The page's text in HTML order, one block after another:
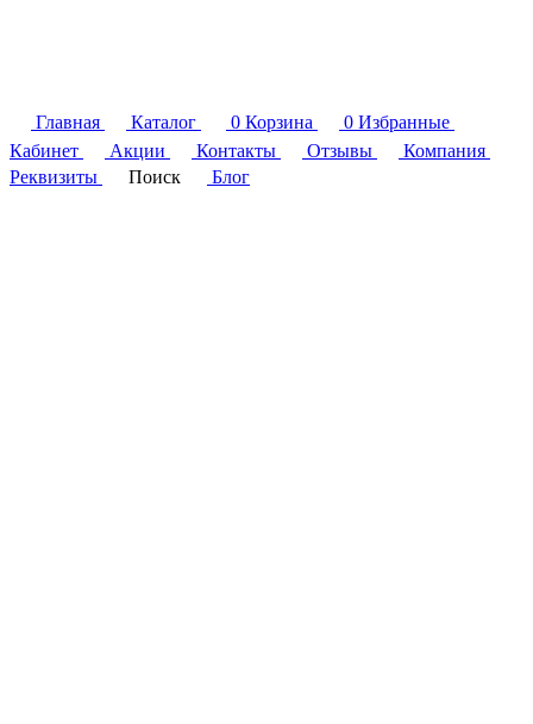
Главная Каталог 0 Корзина 0 Избранные
Кабинет
Акции Контакты Отзывы
Компания
Реквизиты
Поиск Блог